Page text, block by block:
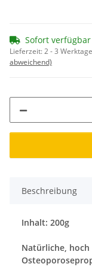
Sofort verfügbar
Lieferzeit:2 - 3 Werktage
abweichend)
Beschreibung
Inhalt: 200g
Natürliche,